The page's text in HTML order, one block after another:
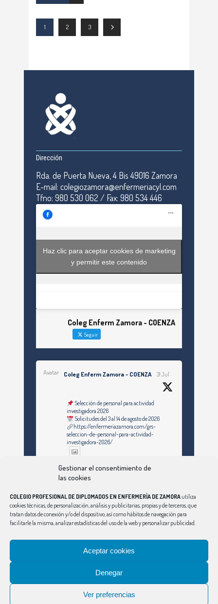
Gestionar el consentimiento de
las cookies
COLEGIO PROFESIONAL DE DIPLOMADOS EN ENFERMERÍA DE ZAMORA utiliza
cookies técnicas, de personalización, análisis y publicitarias, propias y de terceros, que
tratan datos de conexión y/o del dispositivo, así como hábitos de navegación para
facilitarle la misma, analizar estadísticas del uso de la web y personalizar publicidad.
Aceptar cookies
Denegar
Ver preferencias
1 2 3
Dirección
Rda. de Puerta Nueva, 4 Bis 49016 Zamora
E-mail: colegiozamora@enfermeriacyl.com
Tfno: 980 530 062 / Fax: 980 534 446
Haz clic para aceptar cookies de marketing
y permitir este contenido
Coleg Enferm Zamora - COENZA
Seguir
Avatar Coleg Enferm Zamora - COENZA 31 Jul
Selección de personal para actividad
investigadora 2026
Solicitudes del 3 al 14 de agosto de 2026
https://enfermeriazamora.com/grs-
seleccion-de-personal-para-actividad-
investigadora-2026/
1 1 Twitter
Ver Más
Síguenos en Instagram
BURGOS
Política de Privacidad